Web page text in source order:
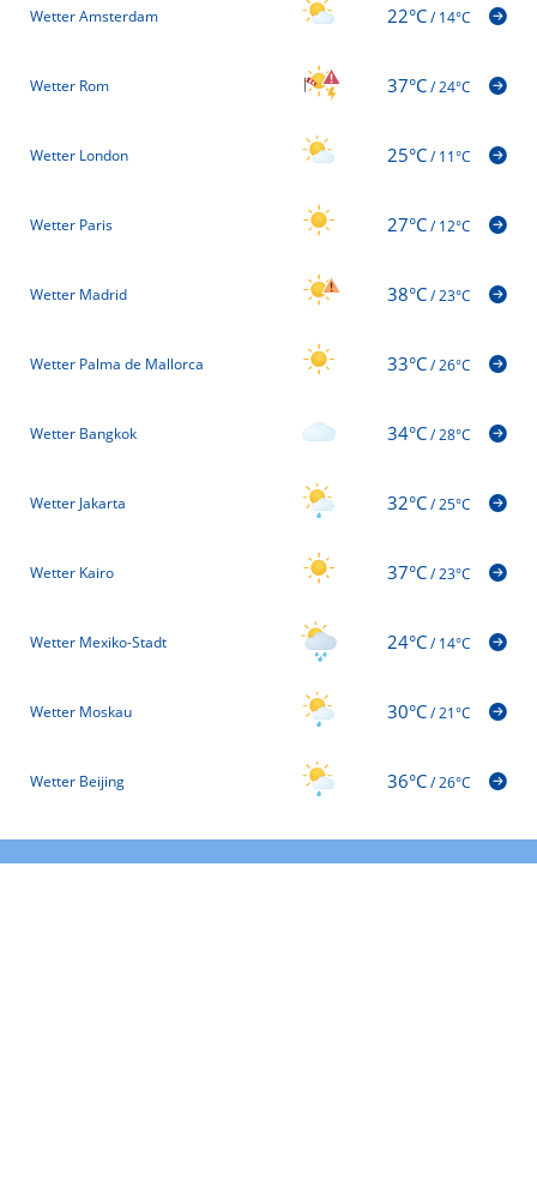
Wetter Amsterdam 22°C/14°C
Wetter Rom 37°C/24°C
Wetter London 25°C/11°C
Wetter Paris 27°C/12°C
Wetter Madrid 38°C/23°C
Wetter Palma de Mallorca 33°C/26°C
Wetter Bangkok 34°C/28°C
Wetter Jakarta 32°C/25°C
Wetter Kairo 37°C/23°C
Wetter Mexiko-Stadt 24°C/14°C
Wetter Moskau 30°C/21°C
Wetter Beijing 36°C/26°C